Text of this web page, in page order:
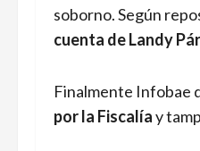
soborno. Según
cuenta de Landy
Finalmente Infobae
por la Fiscalíay